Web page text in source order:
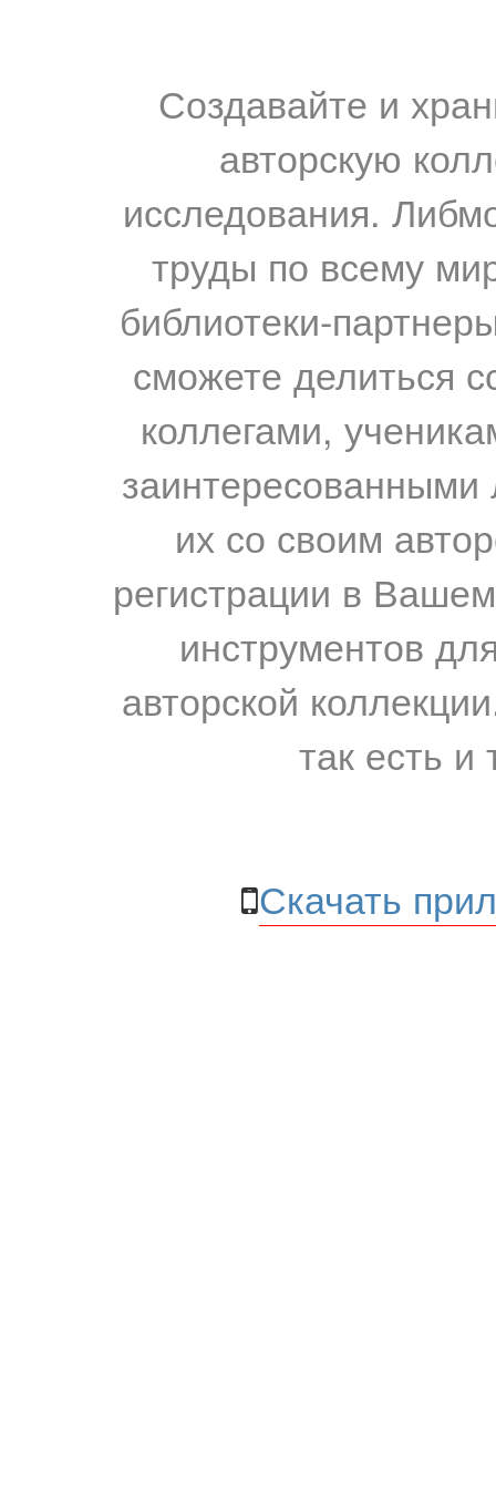
Создавайте и
авторскую
исследования.
труды по всему
библиотеки-
сможете делиться
коллегами,
их со своим
регистрации в
инструментов
авторской
так есть и
Скачать